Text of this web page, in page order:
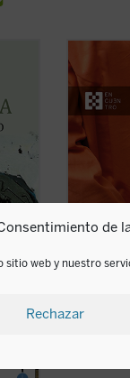
de
web y nuestro
Rechazar
a
Con una
nadie
detrás de
ningún
tiempo se
junto ...